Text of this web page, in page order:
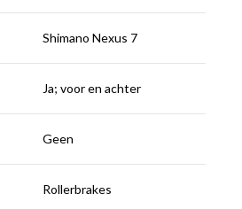
Shimano Nexus 7
Ja; voor en achter
Geen
Rollerbrakes